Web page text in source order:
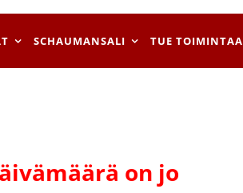
SCHAUMANSALI TUE TOIMINTAA
on jo